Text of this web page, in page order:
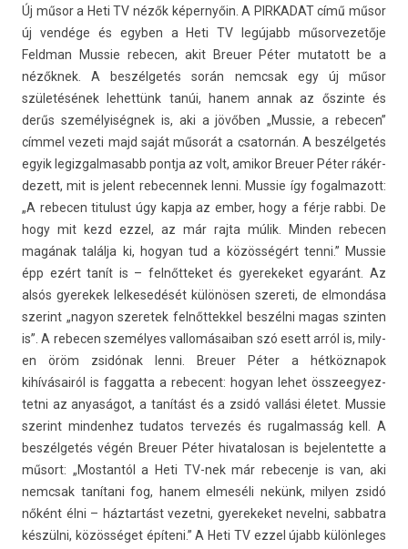
Új műsor a Heti TV nézők képernyőin. A PIR­KADAT című műsor
új vendége és egyb­en a Heti TV legújabb műsor­vezetője
Feldman Mus­sie re­bec­en, akit Breu­er Péter mutatott be a
nézőknek. A beszélgetés során nemcsak egy új műsor
születésének lehet­tünk tanúi, hanem annak az őszin­te és
derűs személyiségnek is, aki a jövőben „Mus­sie, a re­bec­en”
címmel vezeti majd saját műsorát a csator­nán. A beszélgetés
egyik legiz­galmasabb pontja az volt, amikor Breu­er Péter rákér­
dezett, mit is jelent re­becen­nek lenni. Mus­sie így fogal­mazott:
„A re­bec­en titulust úgy kapja az ember, hogy a férje rabbi. De
hogy mit kezd ezzel, az már rajta múlik. Mind­en re­bec­en
magának találja ki, hogyan tud a közösségért tenni.” Mus­sie
épp ezért tanít is – fel­nőtteket és gyerekeket egyaránt. Az
alsós gyerekek lel­kesedését különösen szereti, de el­mondása
szerint „nagyon szeretek fel­nőttek­kel beszélni magas szint­en
is”. A re­bec­en személyes val­lomásaiban szó esett arról is, mily­
en öröm zsidónak lenni. Breu­er Péter a hét­köznapok
kihívásairól is fag­gatta a re­be­cent: hogyan lehet összeegyez­
tetni az anyaságot, a tanítást és a zsidó vallási életet. Mus­sie
szerint min­denhez tudatos ter­vezés és rugal­masság kell. A
beszélgetés végén Breu­er Péter hivatalosan is be­jelen­tette a
műsort: „Mos­tantól a Heti TV-nek már re­becen­je is van, aki
nemcsak tanítani fog, hanem elmeséli nekünk, mily­en zsidó
nőként élni – háztartást vezet­ni, gyerekeket nevel­ni, sab­batra
készülni, közösséget építeni.” A Heti TV ezzel újabb külön­leges